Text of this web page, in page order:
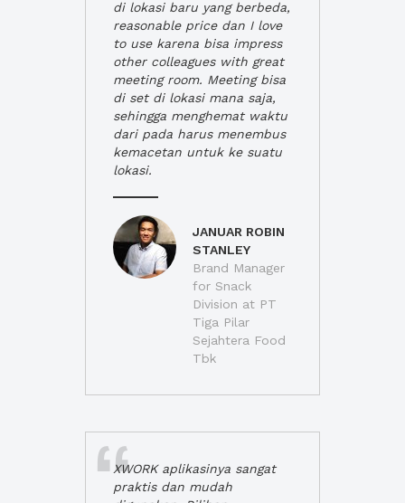
di lokasi baru yang berbeda,
reasonable price dan I love
to use karena bisa impress
other colleagues with great
meeting room. Meeting bisa
di set di lokasi mana saja,
sehingga menghemat waktu
dari pada harus menembus
kemacetan untuk ke suatu
lokasi.
JANUAR ROBIN
STANLEY
Brand Manager
for Snack
Division at PT
Tiga Pilar
Sejahtera Food
Tbk
XWORK aplikasinya sangat
praktis dan mudah